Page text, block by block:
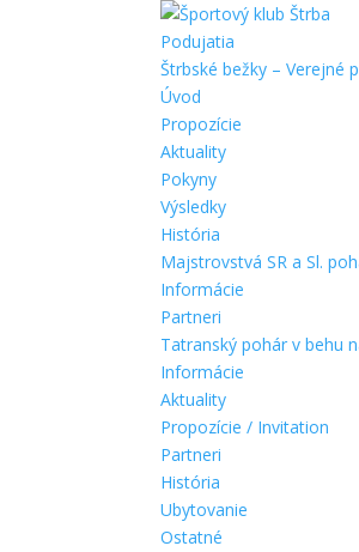
Podujatia
Štrbské bežky – Verejné
Úvod
Propozície
Aktuality
Pokyny
Výsledky
História
Majstrovstvá SR a Sl.
Informácie
Partneri
Tatranský pohár v behu
Informácie
Aktuality
Propozície / Invitation
Partneri
História
Ubytovanie
Ostatné